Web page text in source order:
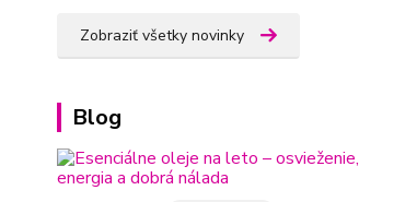
Zobraziť všetky novinky
Blog